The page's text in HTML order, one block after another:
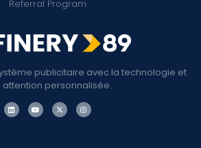
publicitaire avec la technologie et
attention personnalisée.
Referral Program